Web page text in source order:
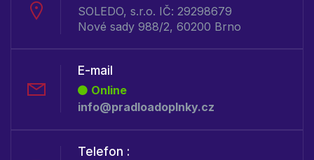
SOLEDO, s.r.o. IČ: 29298679
Nové sady 988/2, 60200 Brno
E-mail
Online
info@pradloadoplnky.cz
Telefon :